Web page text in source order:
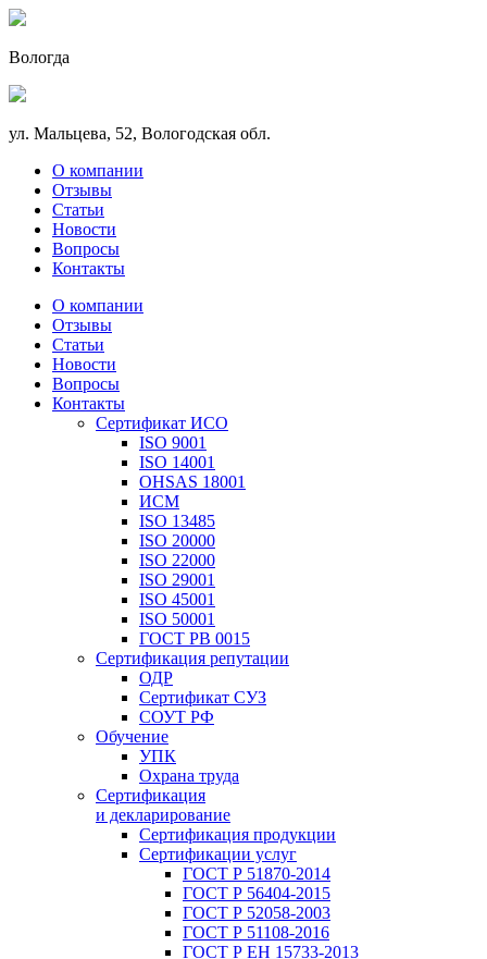
Вологда
ул. Мальцева, 52, Вологодская обл.
О компании
Отзывы
Статьи
Новости
Вопросы
Контакты
О компании
Отзывы
Статьи
Новости
Вопросы
Контакты
Сертификат ИСО
ISO 9001
ISO 14001
OHSAS 18001
ИСМ
ISO 13485
ISO 20000
ISO 22000
ISO 29001
ISO 45001
ISO 50001
ГОСТ РВ 0015
Сертификация репутации
ОДР
Сертификат СУЗ
СОУТ РФ
Обучение
УПК
Охрана труда
Сертификация
и декларирование
Сертификация продукции
Сертификации услуг
ГОСТ Р 51870-2014
ГОСТ Р 56404-2015
ГОСТ Р 52058-2003
ГОСТ Р 51108-2016
ГОСТ Р ЕН 15733-2013